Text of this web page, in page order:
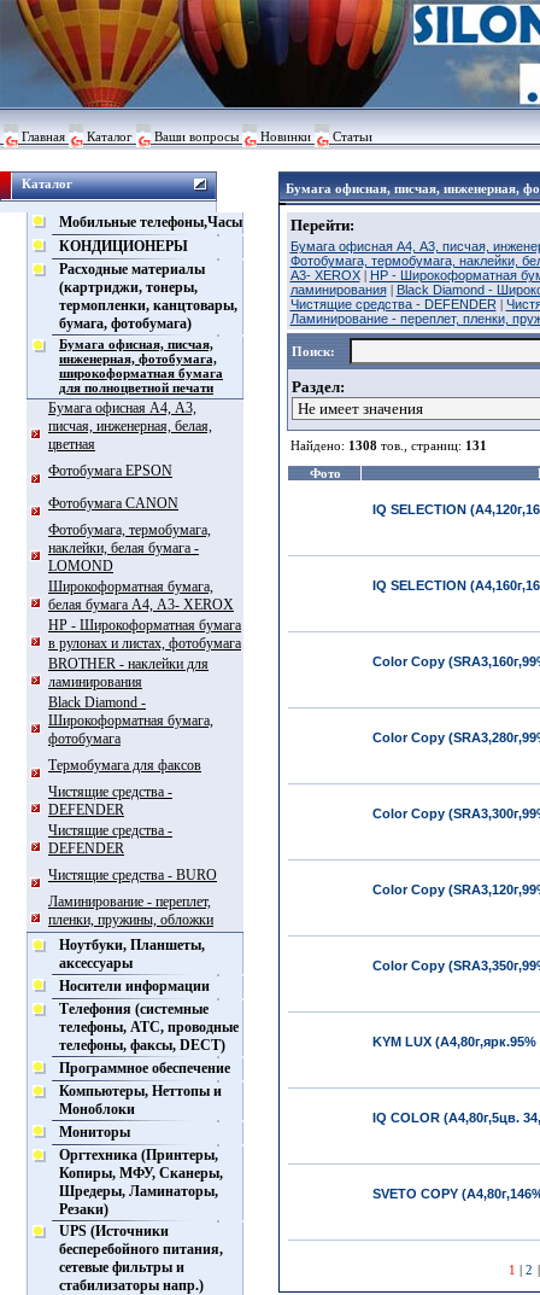
Главная Каталог Ваши вопросы Новинки Статьи
Каталог
Мобильные телефоны,Часы
КОНДИЦИОНЕРЫ
Расходные материалы
(картриджи, тонеры,
термопленки, канцтовары,
бумага, фотобумага)
Бумага офисная, писчая,
инженерная, фотобумага,
широкоформатная бумага
для полноцветной печати
Бумага офисная А4, А3,
писчая, инженерная, белая,
цветная
Фотобумага EPSON
Фотобумага CANON
Фотобумага, термобумага,
наклейки, белая бумага -
LOMOND
Широкоформатная бумага,
белая бумага А4, А3- XEROX
HP - Широкоформатная бумага
в рулонах и листах, фотобумага
BROTHER - наклейки для
ламинирования
Black Diamond -
Широкоформатная бумага,
фотобумага
Термобумага для факсов
Чистящие средства -
DEFENDER
Чистящие средства -
DEFENDER
Чистящие средства - BURO
Ламинирование - переплет,
пленки, пружины, обложки
Ноутбуки, Планшеты,
аксессуары
Носители информации
Телефония (системные
телефоны, АТС, проводные
телефоны, факсы, DECT)
Программное обеспечение
Компьютеры, Неттопы и
Моноблоки
Мониторы
Оргтехника (Принтеры,
Копиры, МФУ, Сканеры,
Шредеры, Ламинаторы,
Резаки)
UPS (Источники
бесперебойного питания,
сетевые фильтры и
стабилизаторы напр.)
Бумага офисная, писчая, инженерная,
Перейти:
Бумага офисная А4, А3, писчая,
Фотобумага, термобумага, наклейки,
А3- XEROX| HP - Широкоформатная
ламинирования| Black Diamond -
Чистящие средства - DEFENDER |
Ламинирование - переплет, пленки,
Поиск:
Раздел:
Найдено: 1308тов., страниц: 131
Фото
IQ SELECTION
IQ SELECTION
Color Copy
Color Copy
Color Copy
Color Copy
Color Copy
KYM LUX
IQ COLOR (А4,80г,5цв.
SVETO COPY
1 | 2